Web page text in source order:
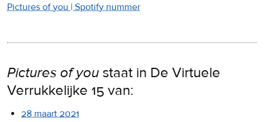
Pictures of you | Spotify nummer
Pictures of you staat in De Virtuele
Verrukkelijke 15 van:
28 maart 2021